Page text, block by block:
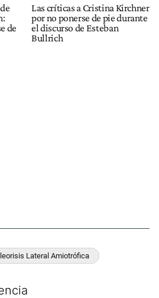
de
Las críticas a Cristina Kirchner
por no ponerse de pie durante
el discurso de Esteban
Bullrich
Lateral Amiotrófica